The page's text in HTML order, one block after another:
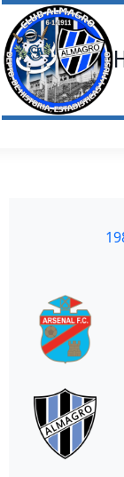
Saltar
al
contenido